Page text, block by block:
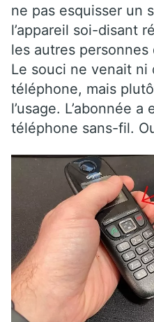
ne pas esquisser un
l’appareil soi-disant
les autres personnes
Le souci ne venait ni
téléphone, mais
l’usage. L’abonnée
téléphone sans-fil.